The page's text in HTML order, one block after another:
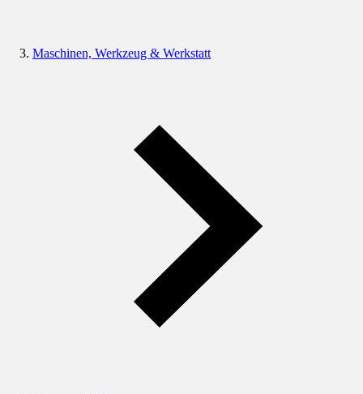
Maschinen, Werkzeug & Werkstatt